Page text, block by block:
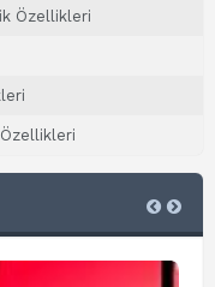
Özellikleri